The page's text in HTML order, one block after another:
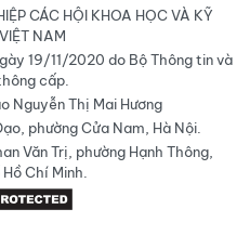
CÁC HỘI KHOA HỌC VÀ KỸ
NAM
19/11/2020 do Bộ Thông tin và
cấp.
Nguyễn Thị Mai Hương
phường Cửa Nam, Hà Nội.
Văn Trị, phường Hạnh Thông,
Chí Minh.